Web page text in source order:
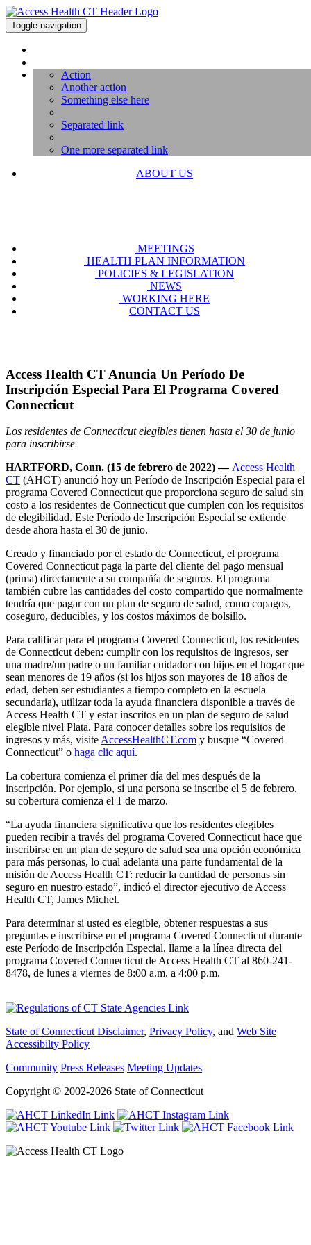
Toggle navigation
Action
Another action
Something else here
Separated link
One more separated link
ABOUT US
MEETINGS
HEALTH PLAN INFORMATION
POLICIES & LEGISLATION
NEWS
WORKING HERE
CONTACT US
Access Health CT Anuncia Un Período De
Inscripción Especial Para El Programa Covered
Connecticut
Los residentes de Connecticut elegibles tienen hasta el 30 de junio
para inscribirse
HARTFORD, Conn. (15 de febrero de 2022)— Access Health
CT (AHCT) anunció hoy un Período de Inscripción Especial para el
programa Covered Connecticut que proporciona seguro de salud sin
costo a los residentes de Connecticut que cumplen con los requisitos
de elegibilidad. Este Período de Inscripción Especial se extiende
desde ahora hasta el 30 de junio.
Creado y financiado por el estado de Connecticut, el programa
Covered Connecticut paga la parte del cliente del pago mensual
(prima) directamente a su compañía de seguros. El programa
también cubre las cantidades del costo compartido que normalmente
tendría que pagar con un plan de seguro de salud, como copagos,
coseguro, deducibles, y los costos máximos de bolsillo.
Para calificar para el programa Covered Connecticut, los residentes
de Connecticut deben: cumplir con los requisitos de ingresos, ser
una madre/un padre o un familiar cuidador con hijos en el hogar que
sean menores de 19 años (si los hijos son mayores de 18 años de
edad, deben ser estudiantes a tiempo completo en la escuela
secundaria), utilizar toda la ayuda financiera disponible a través de
Access Health CT y estar inscritos en un plan de seguro de salud
elegible nivel Plata. Para conocer detalles sobre los requisitos de
ingresos y más, visiteAccessHealthCT.com y busque “Covered
Connecticut” o haga clic aquí.
La cobertura comienza el primer día del mes después de la
inscripción. Por ejemplo, si una persona se inscribe el 5 de febrero,
su cobertura comienza el 1 de marzo.
“La ayuda financiera significativa que los residentes elegibles
pueden recibir a través del programa Covered Connecticut hace que
inscribirse en un plan de seguro de salud sea una opción económica
para más personas, lo cual adelanta una parte fundamental de la
misión de Access Health CT: reducir la cantidad de personas sin
seguro en nuestro estado”, indicó el director ejecutivo de Access
Health CT, James Michel.
Para determinar si usted es elegible, obtener respuestas a sus
preguntas e inscribirse en el programa Covered Connecticut durante
este Período de Inscripción Especial, llame a la línea directa del
programa Covered Connecticut de Access Health CT al 860-241-
8478, de lunes a viernes de 8:00 a.m. a 4:00 p.m.
State of Connecticut Disclaimer, Privacy Policy, and Web Site
Accessibilty Policy
Community Press Releases Meeting Updates
Copyright © 2002-2026 State of Connecticut